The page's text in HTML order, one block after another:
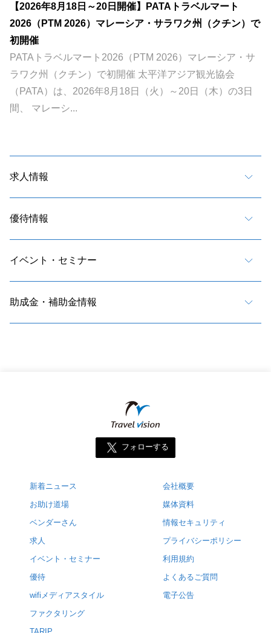
【2026年8月18日～20日開催】PATAトラベルマート
2026（PTM 2026）マレーシア・サラワク州（クチン）で
初開催
PATAトラベルマート2026（PTM 2026）マレーシア・サ
ラワク州（クチン）で初開催 太平洋アジア観光協会
（PATA）は、2026年8月18日（火）～20日（木）の3日
間、 マレーシ...
求人情報
優待情報
イベント・セミナー
助成金・補助金情報
フォローする
新着ニュース
お助け道場
ベンダーさん
求人
イベント・セミナー
優待
wifiメディアスタイル
ファクタリング
会社概要
媒体資料
情報セキュリティ
プライバシーポリシー
利用規約
よくあるご質問
電子公告